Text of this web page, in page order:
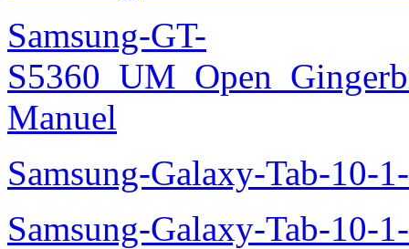
Samsung-GT-
Manuel
Samsung-Galaxy-Tab-10-
Samsung-Galaxy-Tab-10-